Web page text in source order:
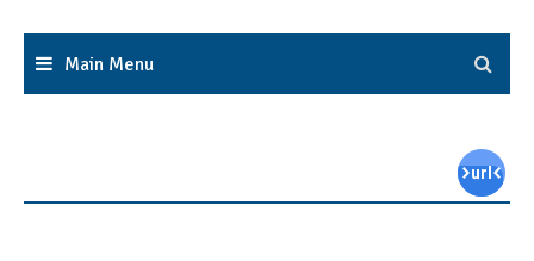
Main Menu